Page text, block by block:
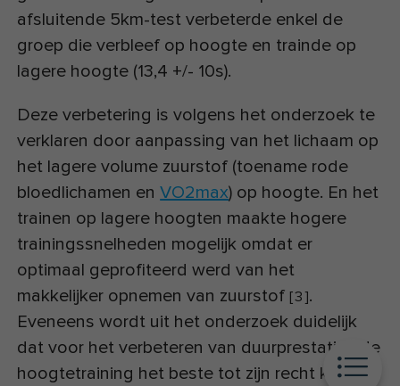
afsluitende 5km-test verbeterde enkel de
groep die verbleef op hoogte en trainde op
lagere hoogte (13,4 +/- 10s).
Deze verbetering is volgens het onderzoek te
verklaren door aanpassing van het lichaam op
het lagere volume zuurstof (toename rode
bloedlichamen enVO2max) op hoogte. En het
trainen op lagere hoogten maakte hogere
trainingssnelheden mogelijk omdat er
optimaal geprofiteerd werd van het
makkelijker opnemen van zuurstof [3].
Eveneens wordt uit het onderzoek duidelijk
dat voor het verbeteren van duurprestaties de
hoogtetraining het beste tot zijn recht komt